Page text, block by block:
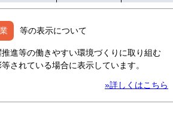
等の表示について
進等の働きやすい環境づくりに取り組む
されている場合に表示しています。
»詳しくはこちら